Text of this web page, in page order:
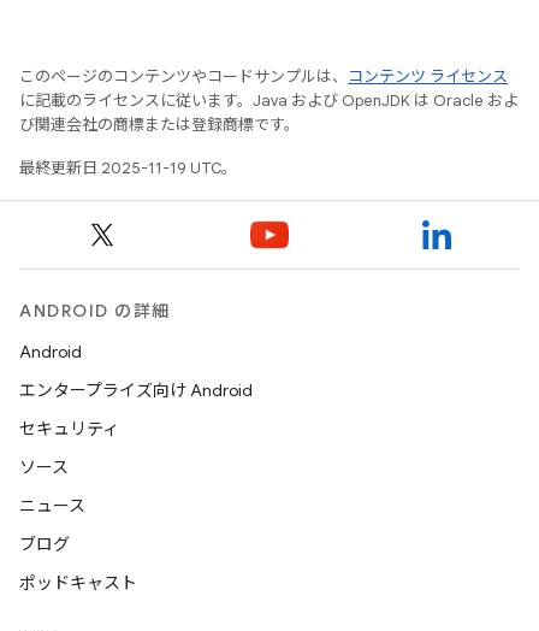
このページのコンテンツやコードサンプルは、
コンテンツ ライセンス
に記載のライセンスに従います。Java および OpenJDK は Oracle およ
び関連会社の商標または登録商標です。
最終更新日 2025-11-19 UTC。
ANDROID の詳細
Android
エンタープライズ向け Android
セキュリティ
ソース
ニュース
ブログ
ポッドキャスト